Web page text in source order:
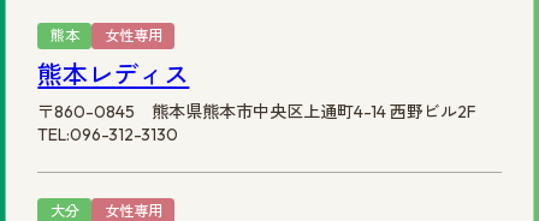
熊本 女性専用
熊本レディス
〒860-0845 熊本県熊本市中央区上通町4-14 西野ビル2F
TEL:096-312-3130
大分 女性専用